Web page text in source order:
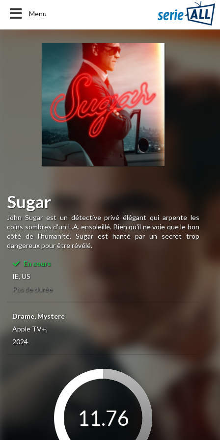
Menu
Sugar
John Sugar est un détective privé élégant qui arpente les
coins sombres d'un L.A. ensoleillé. Bien qu'il ne voie que le bon
côté de l'humanité, Sugar est hanté par un secret trop
dangereux pour être révélé.
En cours
IE, US
Pas de durée
Drame, Mystere
Apple TV+,
2024
11.76